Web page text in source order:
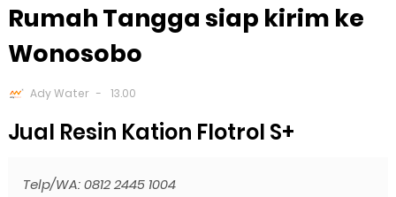
Rumah Tangga siap kirim ke
Wonosobo
Ady Water 13.00
Jual Resin Kation Flotrol S+
Telp/WA: 0812 2445 1004